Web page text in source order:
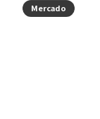
Mercado